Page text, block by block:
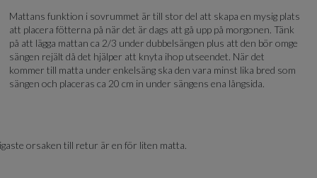
Mattans funktion i sovrummet är till stor del att skapa en mysig plats
att placera fötterna på när det är dags att gå upp på morgonen. Tänk
på att lägga mattan ca 2/3 under dubbelsängen plus att den bör omge
sängen rejält då det hjälper att knyta ihop utseendet. När det
kommer till matta under enkelsäng ska den vara minst lika bred som
sängen och placeras ca 20 cm in under sängens ena långsida.
orsaken till retur är en för liten matta.